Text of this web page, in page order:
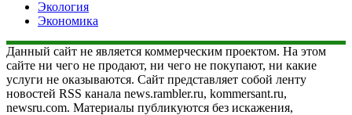
Экология
Экономика
Данный сайт не является коммерческим проектом. На этом
сайте ни чего не продают, ни чего не покупают, ни какие
услуги не оказываются. Сайт представляет собой ленту
новостей RSS канала news.rambler.ru, kommersant.ru,
newsru.com. Материалы публикуются без искажения,